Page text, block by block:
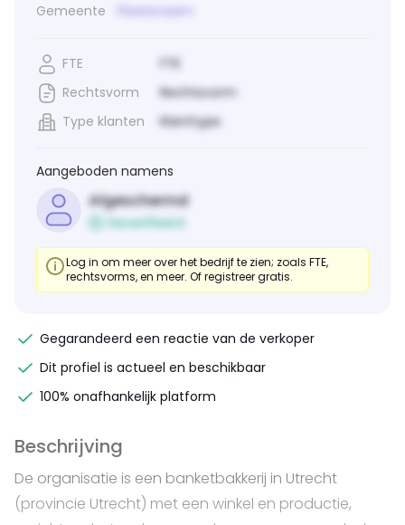
Gemeente
Plaatsnaam
FTE
FTE
Rechtsvorm
Rechtsvorm
Type klanten
Klanttype
Aangeboden namens
Afgeschermd
Geverifieerd
Log in om meer over het bedrijf te zien; zoals FTE,
rechtsvorms, en meer. Of registreer gratis.
Gegarandeerd een reactie van de verkoper
Dit profiel is actueel en beschikbaar
100% onafhankelijk platform
Beschrijving
De organisatie is een banketbakkerij in Utrecht
(provincie Utrecht) met een winkel en productie,